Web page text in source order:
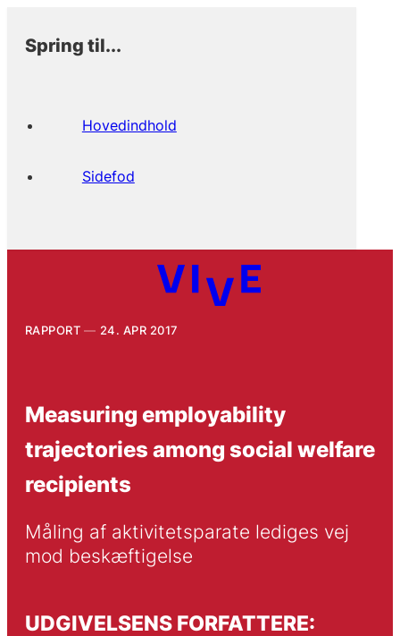
Spring til...
Hovedindhold
Sidefod
RAPPORT 24. APR 2017
Measuring employability
trajectories among social welfare
recipients
Måling af aktivitetsparate lediges vej
mod beskæftigelse
UDGIVELSENS FORFATTERE: